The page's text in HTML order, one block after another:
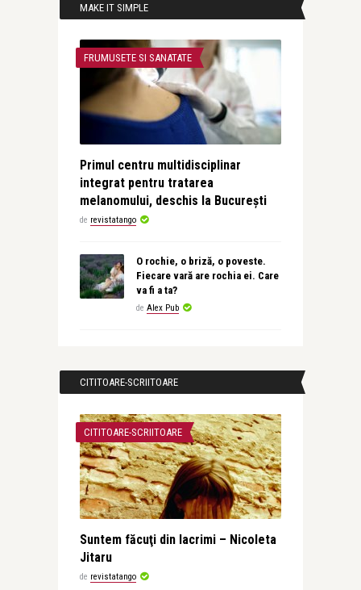
MAKE IT SIMPLE
FRUMUSETE SI SANATATE
Primul centru multidisciplinar
integrat pentru tratarea
melanomului, deschis la București
de revistatango
O rochie, o briză, o poveste.
Fiecare vară are rochia ei. Care
va fi a ta?
de Alex Pub
CITITOARE-SCRIITOARE
CITITOARE-SCRIITOARE
Suntem făcuţi din lacrimi – Nicoleta
Jitaru
de revistatango